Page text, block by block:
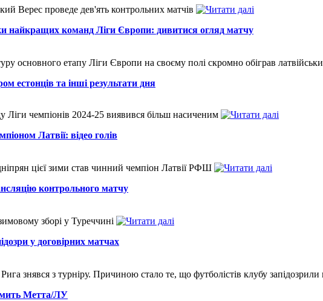
Верес проведе дев'ять контрольних матчів
найкращих команд Ліги Європи: дивитися огляд матчу
основного етапу Ліги Європи на своєму полі скромно обіграв
естонців та інші результати дня
Ліги чемпіонів 2024-25 виявився більш насиченим
Латвії: відео голів
цієї зими став чинний чемпіон Латвії РФШ
контрольного матчу
зборі у Туреччині
у договірних матчах
знявся з турніру. Причиною стало те, що футболістів клубу
Метта/ЛУ